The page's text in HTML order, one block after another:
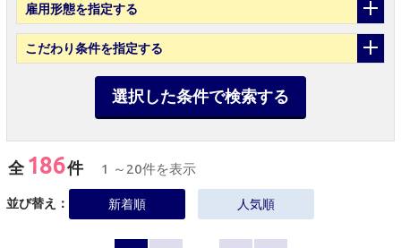
雇用形態を指定する
こだわり条件を指定する
選択した条件で検索する
全 186件 1 ～20件を表示
並び替え： 新着順 人気順